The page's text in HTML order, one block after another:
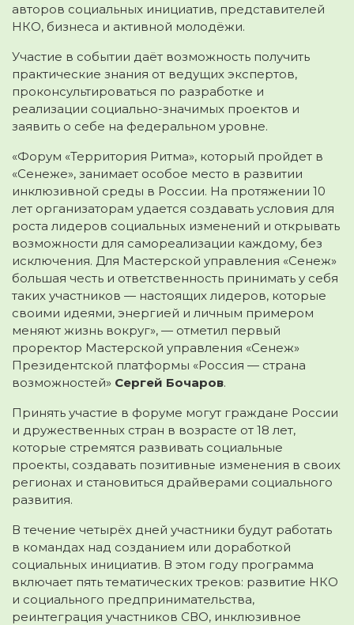
авторов социальных инициатив, представителей
НКО, бизнеса и активной молодёжи.
Участие в событии даёт возможность получить
практические знания от ведущих экспертов,
проконсультироваться по разработке и
реализации социально-значимых проектов и
заявить о себе на федеральном уровне.
«Форум «Территория Ритма», который пройдет в
«Сенеже», занимает особое место в развитии
инклюзивной среды в России. На протяжении 10
лет организаторам удается создавать условия для
роста лидеров социальных изменений и открывать
возможности для самореализации каждому, без
исключения. Для Мастерской управления «Сенеж»
большая честь и ответственность принимать у себя
таких участников — настоящих лидеров, которые
своими идеями, энергией и личным примером
меняют жизнь вокруг», — отметил первый
проректор Мастерской управления «Сенеж»
Президентской платформы «Россия — страна
возможностей» Сергей Бочаров.
Принять участие в форуме могут граждане России
и дружественных стран в возрасте от 18 лет,
которые стремятся развивать социальные
проекты, создавать позитивные изменения в своих
регионах и становиться драйверами социального
развития.
В течение четырёх дней участники будут работать
в командах над созданием или доработкой
социальных инициатив. В этом году программа
включает пять тематических треков: развитие НКО
и социального предпринимательства,
реинтеграция участников СВО, инклюзивное